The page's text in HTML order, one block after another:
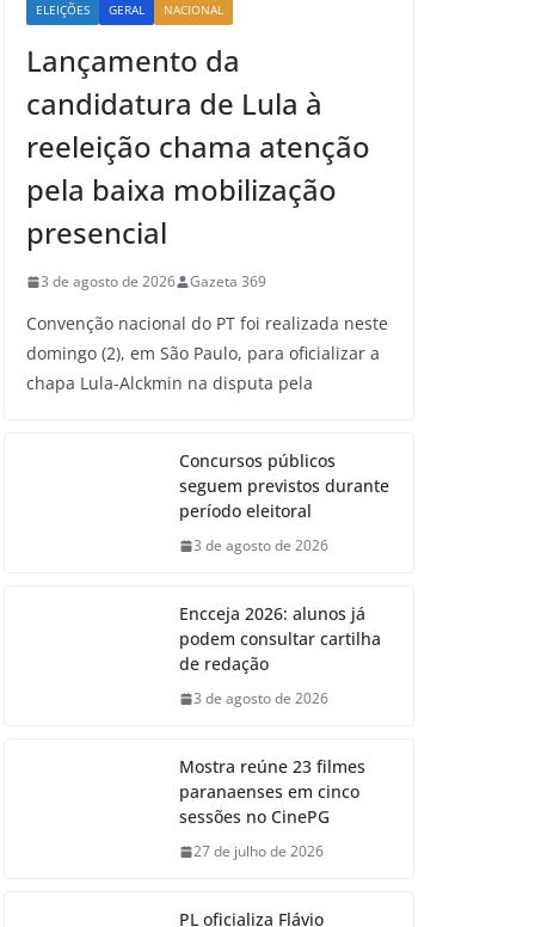
ELEIÇÕES GERAL NACIONAL
Lançamento da
candidatura de Lula à
reeleição chama atenção
pela baixa mobilização
presencial
3 de agosto de 2026 Gazeta 369
Convenção nacional do PT foi realizada neste
domingo (2), em São Paulo, para oficializar a
chapa Lula-Alckmin na disputa pela
Concursos públicos
seguem previstos durante
período eleitoral
3 de agosto de 2026
Encceja 2026: alunos já
podem consultar cartilha
de redação
3 de agosto de 2026
Mostra reúne 23 filmes
paranaenses em cinco
sessões no CinePG
27 de julho de 2026
PL oficializa Flávio